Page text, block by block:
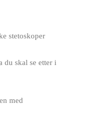
stetoskoper
du skal se etter i
med